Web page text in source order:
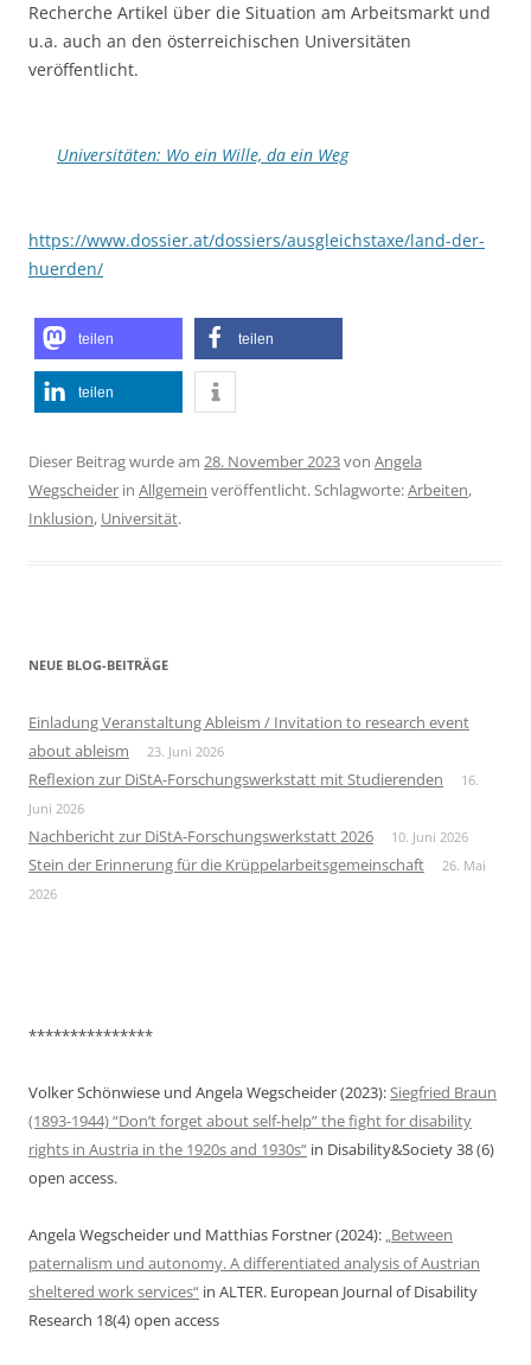
Recherche Artikel über die Situation am Arbeitsmarkt und
u.a. auch an den österreichischen Universitäten
veröffentlicht.
Universitäten: Wo ein Wille, da ein Weg
https://www.dossier.at/dossiers/ausgleichstaxe/land-der-
huerden/
teilen teilen
teilen
Dieser Beitrag wurde am 28. November 2023von Angela
Wegscheider in Allgemein veröffentlicht. Schlagworte:Arbeiten,
Inklusion, Universität.
NEUE BLOG-BEITRÄGE
Einladung Veranstaltung Ableism / Invitation to research event
about ableism
23. Juni 2026
Reflexion zur DiStA-Forschungswerkstatt mit Studierenden
16.
Juni 2026
Nachbericht zur DiStA-Forschungswerkstatt 2026 10. Juni 2026
Stein der Erinnerung für die Krüppelarbeitsgemeinschaft
26. Mai
2026
***************
Volker Schönwiese und Angela Wegscheider (2023):Siegfried Braun
(1893-1944) “Don’t forget about self-help” the fight for disability
rights in Austria in the 1920s and 1930s“ in Disability&Society 38 (6)
open access.
Angela Wegscheider und Matthias Forstner (2024): „Between
paternalism und autonomy. A differentiated analysis of Austrian
sheltered work services“ in ALTER. European Journal of Disability
Research 18(4) open access